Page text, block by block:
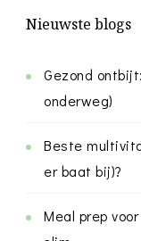
Nieuwste blogs
Gezond
onderweg)
Beste
er baat bij)?
Meal prep